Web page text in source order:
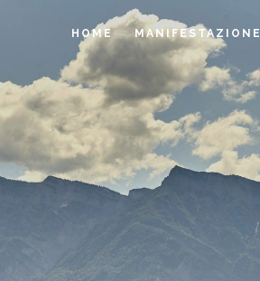
HOME MANIFESTAZIONE